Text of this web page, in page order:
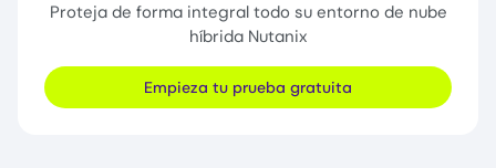
Proteja de forma integral todo su entorno de nube
híbrida Nutanix
Empieza tu prueba gratuita